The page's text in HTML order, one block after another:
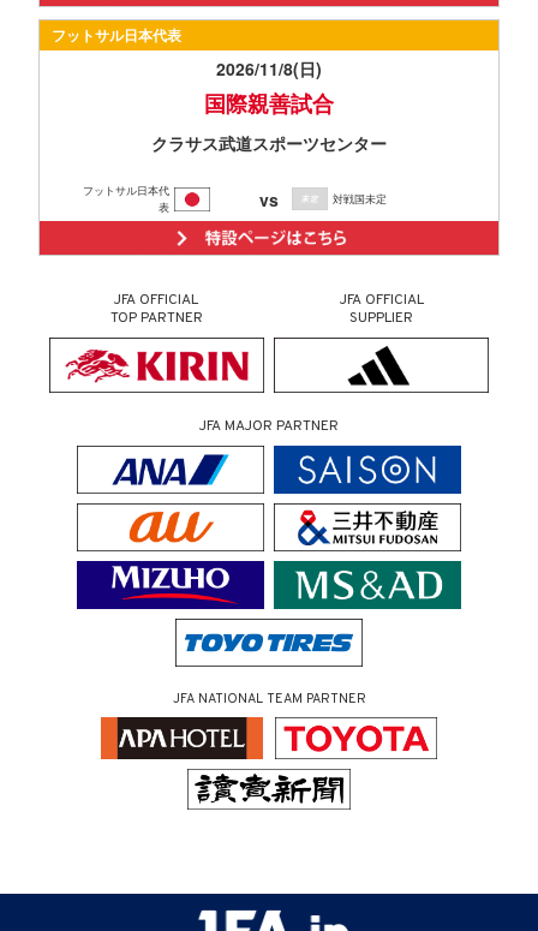
フットサル日本代表
2026/11/8(日)
国際親善試合
クラサス武道スポーツセンター
フットサル日本代
表
vs 対戦国未定
JFA OFFICIAL
TOP PARTNER
JFA OFFICIAL
SUPPLIER
JFA MAJOR PARTNER
JFA NATIONAL TEAM PARTNER